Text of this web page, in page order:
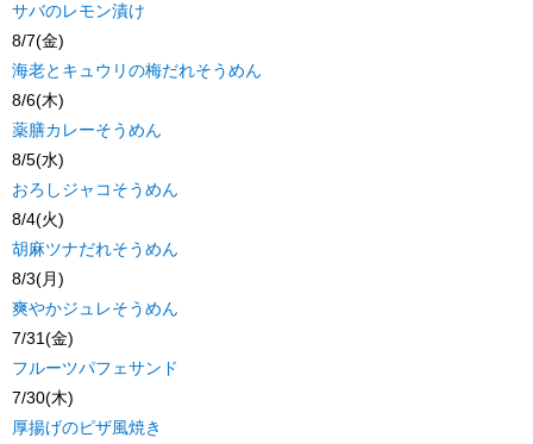
サバのレモン漬け
8/7(金)
海老とキュウリの梅だれそうめん
8/6(木)
薬膳カレーそうめん
8/5(水)
おろしジャコそうめん
8/4(火)
胡麻ツナだれそうめん
8/3(月)
爽やかジュレそうめん
7/31(金)
フルーツパフェサンド
7/30(木)
厚揚げのピザ風焼き